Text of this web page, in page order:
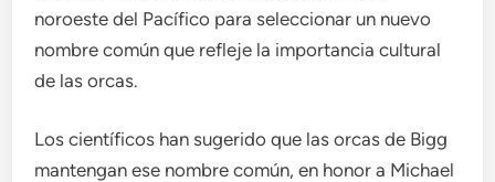
noroeste del Pacífico para seleccionar un nuevo
nombre común que refleje la importancia cultural
de las orcas.
Los científicos han sugerido que las orcas de Bigg
mantengan ese nombre común, en honor a Michael